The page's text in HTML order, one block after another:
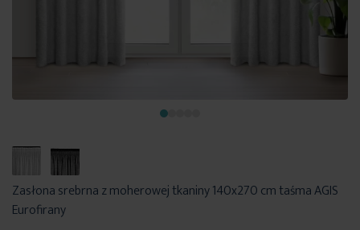
Zasłona srebrna z moherowej tkaniny 140x270 cm taśma AGIS
Eurofirany